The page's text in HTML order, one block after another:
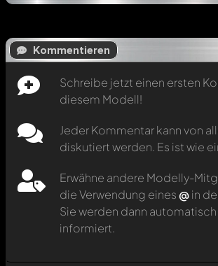
Kommentieren
Schreibe jetzt einen ersten
diesem Modell!
Jeder Kommentar kann von
diskutiert werden. Es ist wie
Erwähne andere Modelly-
die Verwendung eines @in
Sie werden dann
informiert.